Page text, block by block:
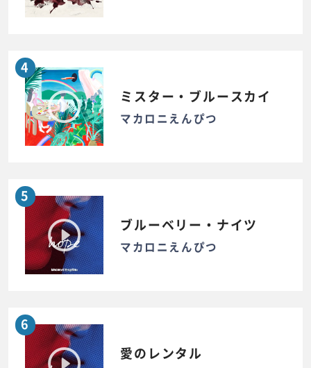
4
ミスター・ブルースカイ
マカロニえんぴつ
5
ブルーベリー・ナイツ
マカロニえんぴつ
6
愛のレンタル